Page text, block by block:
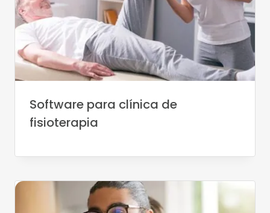
Software para clínica de
fisioterapia